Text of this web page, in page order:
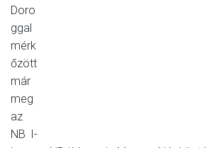
Doro
ggal
mérk
őzött
már
meg
az
NB I-